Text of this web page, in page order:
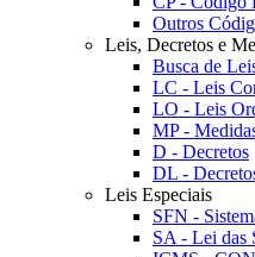
Outros
Leis, Decretos e
Busca de
LC - Leis
LO - Leis
MP -
D - Decretos
DL -
Leis Especiais
SFN -
SA - Lei das